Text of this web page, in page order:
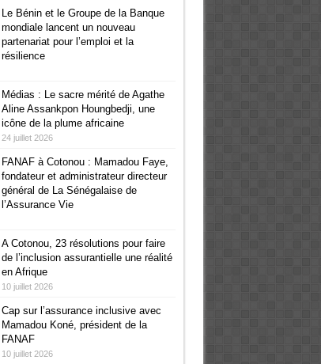
Le Bénin et le Groupe de la Banque
mondiale lancent un nouveau
partenariat pour l’emploi et la
résilience
Médias : Le sacre mérité de Agathe
Aline Assankpon Houngbedji, une
icône de la plume africaine
24 juillet 2026
FANAF à Cotonou : Mamadou Faye,
fondateur et administrateur directeur
général de La Sénégalaise de
l’Assurance Vie
A Cotonou, 23 résolutions pour faire
de l’inclusion assurantielle une réalité
en Afrique
10 juillet 2026
Cap sur l’assurance inclusive avec
Mamadou Koné, président de la
FANAF
10 juillet 2026